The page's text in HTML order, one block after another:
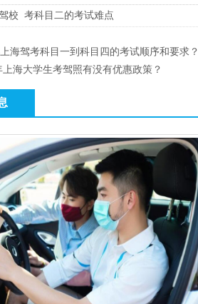
校 考科目二的考试难点
海驾考科目一到科目四的考试顺序和要求？
上海大学生考驾照有没有优惠政策？